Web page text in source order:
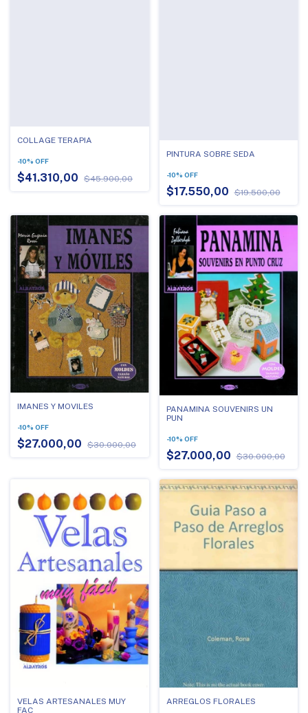
COLLAGE TERAPIA
-10% OFF
$41.310,00 $45.900,00
PINTURA SOBRE SEDA
-10% OFF
$17.550,00 $19.500,00
IMANES Y MOVILES
-10% OFF
$27.000,00 $30.000,00
PANAMINA SOUVENIRS UN
PUN
-10% OFF
$27.000,00 $30.000,00
VELAS ARTESANALES MUY
FAC
ARREGLOS FLORALES